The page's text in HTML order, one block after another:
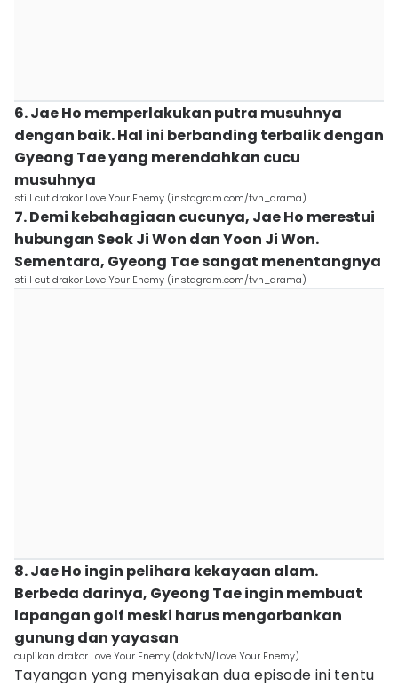
6. Jae Ho memperlakukan putra musuhnya
dengan baik. Hal ini berbanding terbalik dengan
Gyeong Tae yang merendahkan cucu
musuhnya
still cut drakor Love Your Enemy (instagram.com/tvn_drama)
7. Demi kebahagiaan cucunya, Jae Ho merestui
hubungan Seok Ji Won dan Yoon Ji Won.
Sementara, Gyeong Tae sangat menentangnya
still cut drakor Love Your Enemy (instagram.com/tvn_drama)
8. Jae Ho ingin pelihara kekayaan alam.
Berbeda darinya, Gyeong Tae ingin membuat
lapangan golf meski harus mengorbankan
gunung dan yayasan
cuplikan drakor Love Your Enemy (dok.tvN/Love Your Enemy)
Tayangan yang menyisakan dua episode ini tentu